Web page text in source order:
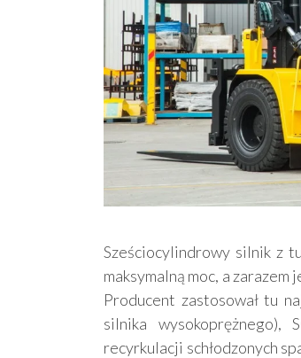
Sześciocylindrowy silnik z
maksymalną moc, a
Producent zastosował tu
silnika wysokoprężnego),
recyrkulacji schłodzonych